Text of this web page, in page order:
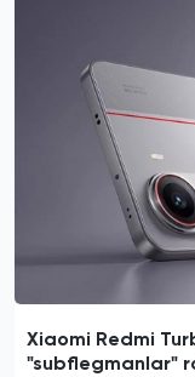
Xiaomi Redmi
"subflegmanlar"